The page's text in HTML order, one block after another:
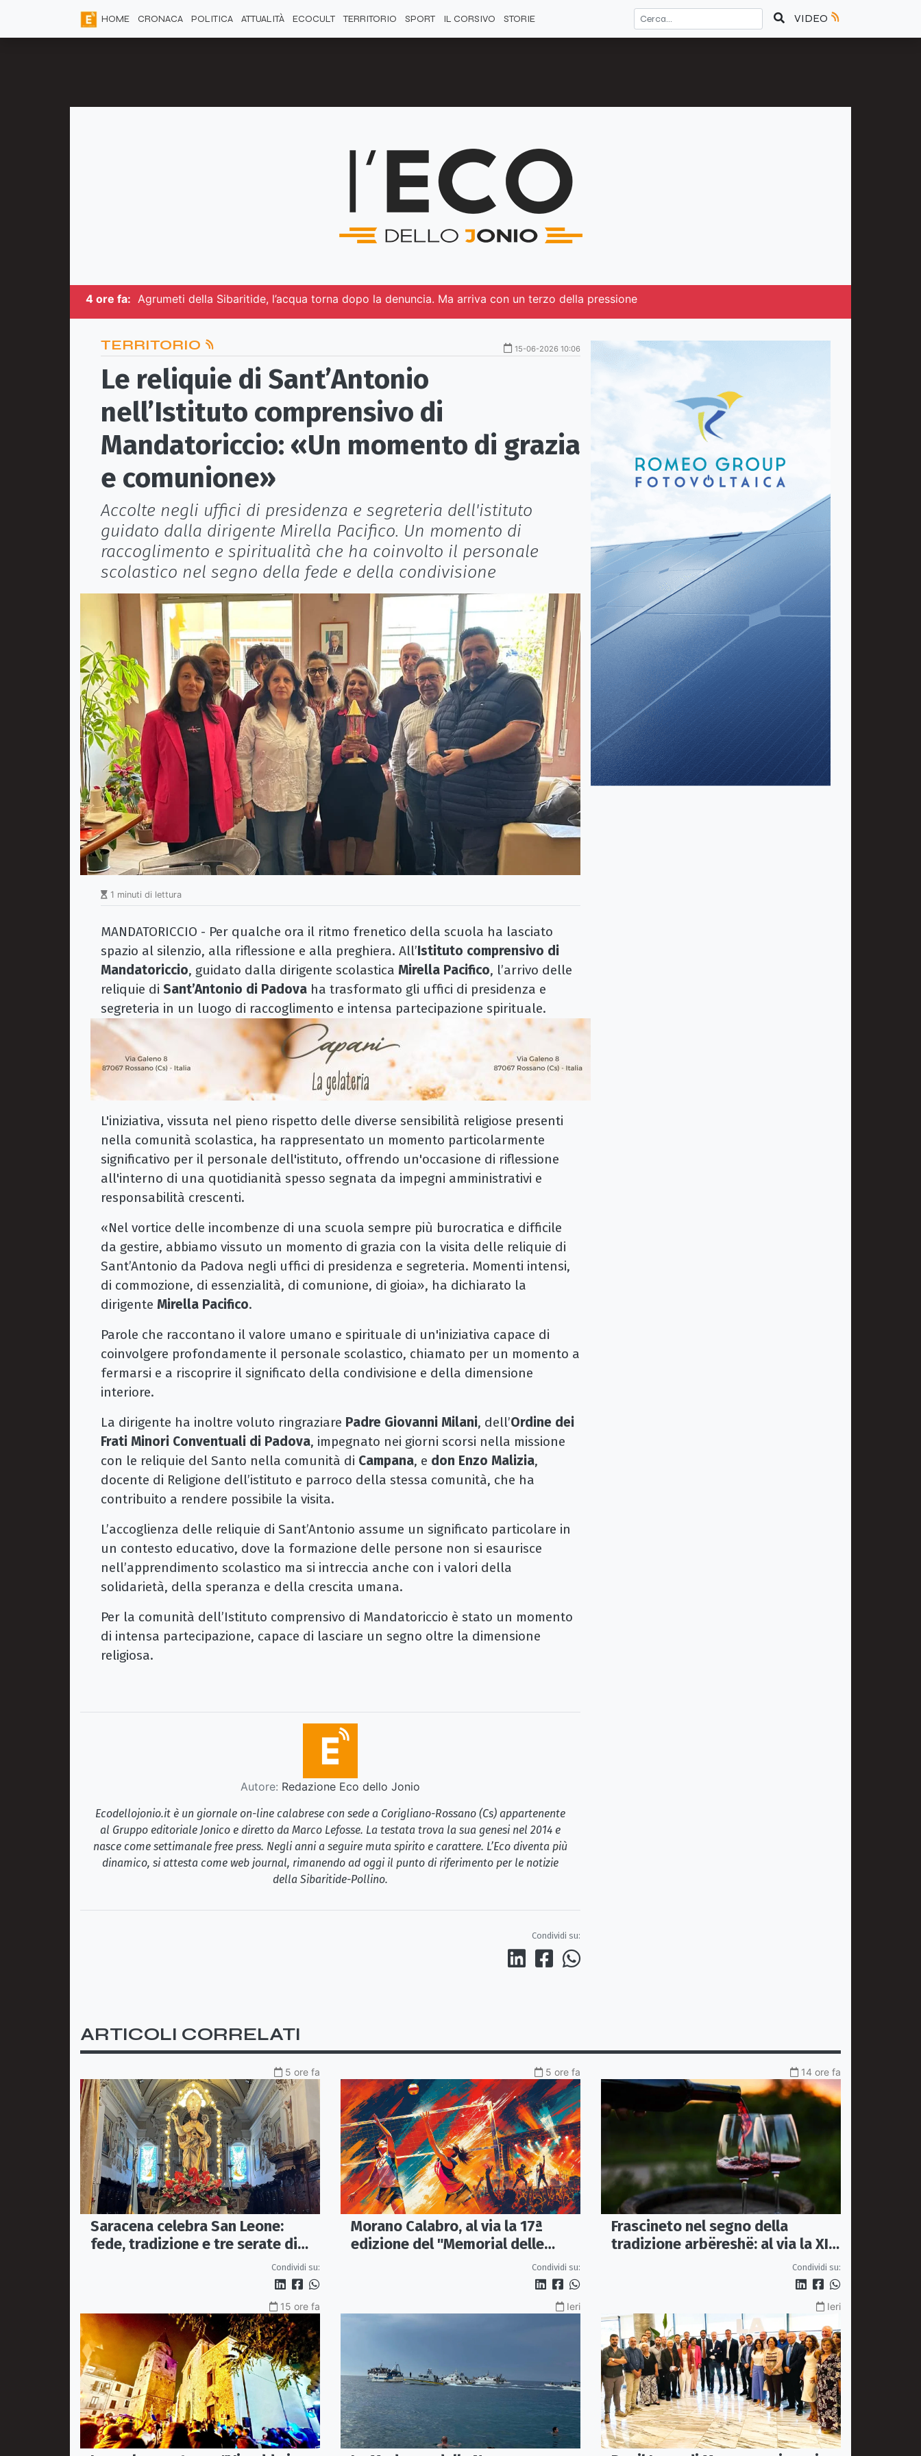
HOME CRONACA POLITICA ATTUALITÀ ECOCULT TERRITORIO SPORT IL CORSIVO STORIE VIDEO
4 ore fa: Agrumeti della Sibaritide, l’acqua torna dopo la denuncia. Ma arriva con un terzo della pressione
TERRITORIO 15-06-2026 10:06
Le reliquie di Sant’Antonio
nell’Istituto comprensivo di
Mandatoriccio: «Un momento di grazia
e comunione»
Accolte negli uffici di presidenza e segreteria dell'istituto
guidato dalla dirigente Mirella Pacifico. Un momento di
raccoglimento e spiritualità che ha coinvolto il personale
scolastico nel segno della fede e della condivisione
1 minuti di lettura
MANDATORICCIO - Per qualche ora il ritmo frenetico della scuola ha lasciato
spazio al silenzio, alla riflessione e alla preghiera. All’Istituto comprensivo di
Mandatoriccio, guidato dalla dirigente scolastica Mirella Pacifico, l’arrivo delle
reliquie di Sant’Antonio di Padova ha trasformato gli uffici di presidenza e
segreteria in un luogo di raccoglimento e intensa partecipazione spirituale.
L'iniziativa, vissuta nel pieno rispetto delle diverse sensibilità religiose presenti
nella comunità scolastica, ha rappresentato un momento particolarmente
significativo per il personale dell'istituto, offrendo un'occasione di riflessione
all'interno di una quotidianità spesso segnata da impegni amministrativi e
responsabilità crescenti.
«Nel vortice delle incombenze di una scuola sempre più burocratica e difficile
da gestire, abbiamo vissuto un momento di grazia con la visita delle reliquie di
Sant’Antonio da Padova negli uffici di presidenza e segreteria. Momenti intensi,
di commozione, di essenzialità, di comunione, di gioia», ha dichiarato la
dirigente Mirella Pacifico.
Parole che raccontano il valore umano e spirituale di un'iniziativa capace di
coinvolgere profondamente il personale scolastico, chiamato per un momento a
fermarsi e a riscoprire il significato della condivisione e della dimensione
interiore.
La dirigente ha inoltre voluto ringraziare Padre Giovanni Milani, dell’Ordine dei
Frati Minori Conventuali di Padova, impegnato nei giorni scorsi nella missione
con le reliquie del Santo nella comunità di Campana, e don Enzo Malizia,
docente di Religione dell’istituto e parroco della stessa comunità, che ha
contribuito a rendere possibile la visita.
L’accoglienza delle reliquie di Sant’Antonio assume un significato particolare in
un contesto educativo, dove la formazione delle persone non si esaurisce
nell’apprendimento scolastico ma si intreccia anche con i valori della
solidarietà, della speranza e della crescita umana.
Per la comunità dell’Istituto comprensivo di Mandatoriccio è stato un momento
di intensa partecipazione, capace di lasciare un segno oltre la dimensione
religiosa.
Autore: Redazione Eco dello Jonio
Ecodellojonio.it è un giornale on-line calabrese con sede a Corigliano-Rossano (Cs) appartenente
al Gruppo editoriale Jonico e diretto da Marco Lefosse. La testata trova la sua genesi nel 2014 e
nasce come settimanale free press. Negli anni a seguire muta spirito e carattere. L’Eco diventa più
dinamico, si attesta come web journal, rimanendo ad oggi il punto di riferimento per le notizie
della Sibaritide-Pollino.
Condividi su:
ARTICOLI CORRELATI
5 ore fa
Saracena celebra San Leone:
fede, tradizione e tre serate di
Condividi su:
5 ore fa
Morano Calabro, al via la 17ª
edizione del "Memorial delle
Condividi su:
14 ore fa
Frascineto nel segno della
tradizione arbëreshë: al via la XII
edizione della Festa del VinoCondividi su:
15 ore fa Ieri Ieri